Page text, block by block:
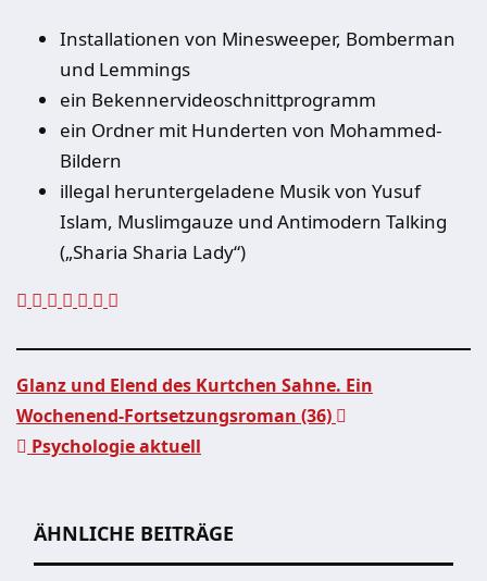
Installationen von Minesweeper, Bomberman
und Lemmings
ein Bekennervideoschnittprogramm
ein Ordner mit Hunderten von Mohammed-
Bildern
illegal heruntergeladene Musik von Yusuf
Islam, Muslimgauze und Antimodern Talking
(„Sharia Sharia Lady“)
Beitragsnavigation
Glanz und Elend des Kurtchen Sahne. Ein
Wochenend-Fortsetzungsroman (36)
Psychologie aktuell
ÄHNLICHE BEITRÄGE